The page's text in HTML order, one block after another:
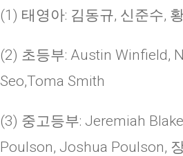
(1) 태영아: 김동규, 신준수,
(2) 초등부: Austin Winfield,
Seo,Toma Smith
(3) 중고등부: Jeremiah
Poulson, Joshua Poulson,